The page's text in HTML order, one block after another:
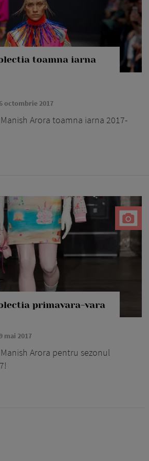
toamna iarna
octombrie 2017
Arora toamna iarna 2017-
primavara-vara
mai 2017
Arora pentru sezonul